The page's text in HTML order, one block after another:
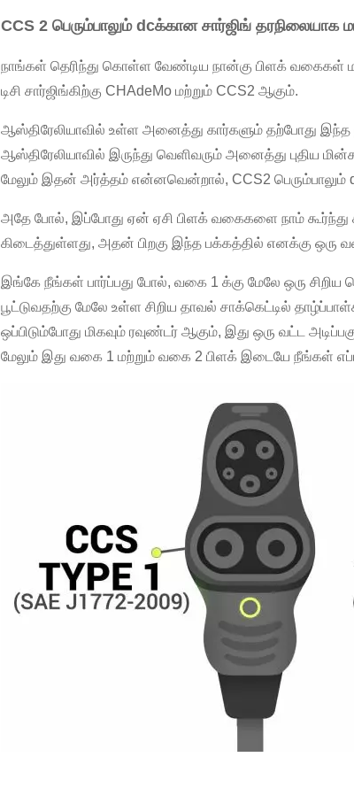
CCS 2 பெரும்பாலும் dcக்கான சார்ஜிங் தரநிலையாக
நாங்கள் தெரிந்து கொள்ள வேண்டிய நான்கு பிளக் வகைகள்
டிசி சார்ஜிங்கிற்கு CHAdeMo மற்றும் CCS2 ஆகும்.
ஆஸ்திரேலியாவில் உள்ள அனைத்து கார்களும் தற்போது
ஆஸ்திரேலியாவில் இருந்து வெளிவரும் அனைத்து புதிய
மேலும் இதன் அர்த்தம் என்னவென்றால், CCS2 பெரும்பாலும்
அதே போல், இப்போது ஏன் ஏசி பிளக் வகைகளை நாம் கூர்ந்து
கிடைத்துள்ளது, அதன் பிறகு இந்த பக்கத்தில் எனக்கு ஒரு
இங்கே நீங்கள் பார்ப்பது போல், வகை 1 க்கு மேலே ஒரு
பூட்டுவதற்கு மேலே உள்ள சிறிய தாவல் சாக்கெட்டில்
ஒப்பிடும்போது மிகவும் ரவுண்டர் ஆகும், இது ஒரு வட்ட
மேலும் இது வகை 1 மற்றும் வகை 2 பிளக் இடையே நீங்கள்